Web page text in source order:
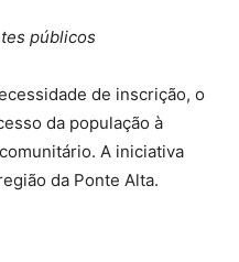
públicos
de inscrição, o
da população à
A iniciativa
da Ponte Alta.